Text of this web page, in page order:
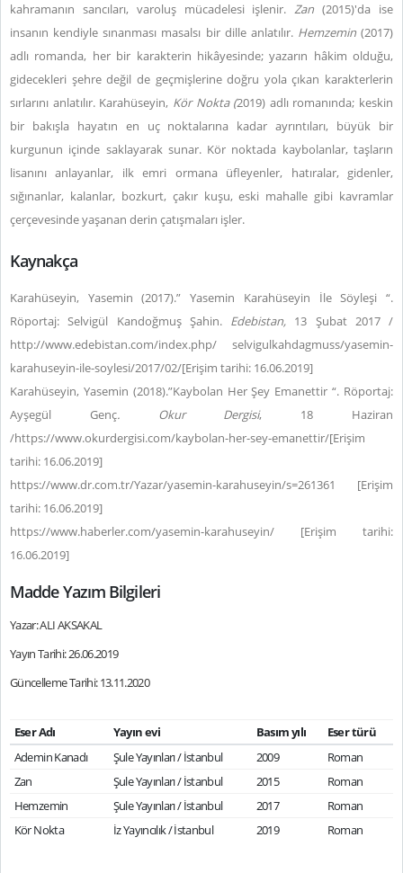
kahramanın sancıları, varoluş mücadelesi işlenir.Zan (2015)'da ise
insanın kendiyle sınanması masalsı bir dille anlatılır. Hemzemin(2017)
adlı romanda, her bir karakterin hikâyesinde; yazarın hâkim olduğu,
gidecekleri şehre değil de geçmişlerine doğru yola çıkan karakterlerin
sırlarını anlatılır. Karahüseyin, Kör Nokta (2019) adlı romanında; keskin
bir bakışla hayatın en uç noktalarına kadar ayrıntıları, büyük bir
kurgunun içinde saklayarak sunar. Kör noktada kaybolanlar, taşların
lisanını anlayanlar, ilk emri ormana üfleyenler, hatıralar, gidenler,
sığınanlar, kalanlar, bozkurt, çakır kuşu, eski mahalle gibi kavramlar
çerçevesinde yaşanan derin çatışmaları işler.
Kaynakça
Karahüseyin, Yasemin (2017).” Yasemin Karahüseyin İle Söyleşi “.
Röportaj: Selvigül Kandoğmuş Şahin. Edebistan, 13 Şubat 2017 /
http://www.edebistan.com/index.php/ selvigulkahdagmuss/yasemin-
karahuseyin-ile-soylesi/2017/02/[Erişim tarihi: 16.06.2019]
Karahüseyin, Yasemin (2018).”Kaybolan Her Şey Emanettir “. Röportaj:
Ayşegül Genç. Okur Dergisi, 18 Haziran
/https://www.okurdergisi.com/kaybolan-her-sey-emanettir/[Erişim
tarihi: 16.06.2019]
https://www.dr.com.tr/Yazar/yasemin-karahuseyin/s=261361 [Erişim
tarihi: 16.06.2019]
https://www.haberler.com/yasemin-karahuseyin/ [Erişim tarihi:
16.06.2019]
Madde Yazım Bilgileri
Yazar: ALI AKSAKAL
Yayın Tarihi: 26.06.2019
Güncelleme Tarihi: 13.11.2020
Eser Adı Yayın evi Basım yılı
Eser türü
Ademin Kanadı
Şule Yayınları / İstanbul 2009
Roman
Zan
Şule Yayınları / İstanbul 2015
Roman
Hemzemin
Şule Yayınları / İstanbul 2017
Roman
Kör Nokta
İz Yayıncılık / İstanbul 2019 Roman